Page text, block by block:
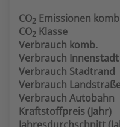
CO2 Emissionen
CO2 Klasse
Verbrauch komb.
Verbrauch Innenstadt
Verbrauch Stadtrand
Verbrauch
Verbrauch Autobahn
Kraftstoffpreis (Jahr)